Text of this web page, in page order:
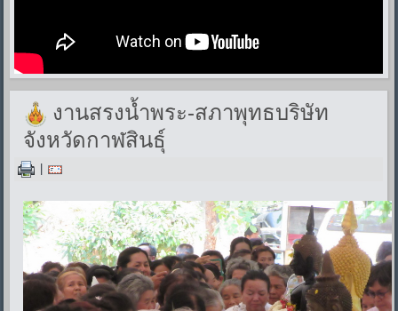
งานสรงน้ำพระ-สภาพุทธบริษัท
จังหวัดกาฬสินธุ์